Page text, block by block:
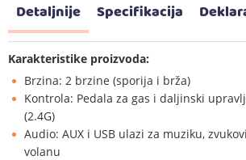
Detaljnije Specifikacija
Karakteristike proizvoda:
Brzina: 2 brzine (sporija i brža)
Kontrola: Pedala za gas i daljinski
(2.4G)
Audio: AUX i USB ulazi za muziku,
volanu